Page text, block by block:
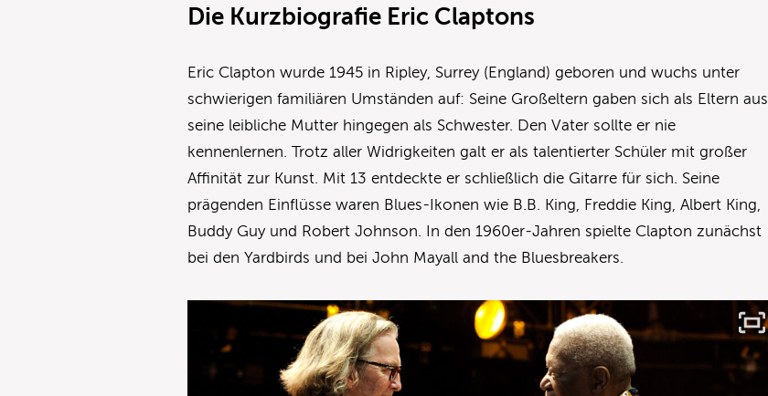
Die Kurzbiografie Eric Claptons
Eric Clapton wurde 1945 in Ripley, Surrey (England) geboren und wuchs unter
schwierigen familiären Umständen auf: Seine Großeltern gaben sich als Eltern aus,
seine leibliche Mutter hingegen als Schwester. Den Vater sollte er nie
kennenlernen. Trotz aller Widrigkeiten galt er als talentierter Schüler mit großer
Affinität zur Kunst. Mit 13 entdeckte er schließlich die Gitarre für sich. Seine
prägenden Einflüsse waren Blues-Ikonen wie B.B. King, Freddie King, Albert King,
Buddy Guy und Robert Johnson. In den 1960er-Jahren spielte Clapton zunächst
bei den Yardbirds und bei John Mayall and the Bluesbreakers.